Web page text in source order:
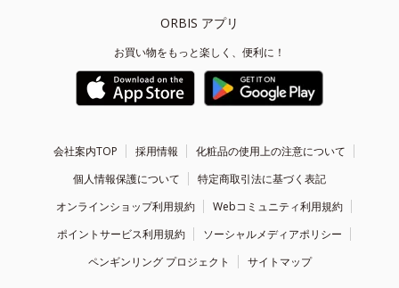
ORBIS アプリ
お買い物をもっと楽しく、便利に！
会社案内TOP 採用情報
化粧品の使用上の注意について
個人情報保護について
特定商取引法に基づく表記
オンラインショップ利用規約
Webコミュニティ利用規約
ポイントサービス利用規約
ソーシャルメディアポリシー
ペンギンリング プロジェクト
サイトマップ